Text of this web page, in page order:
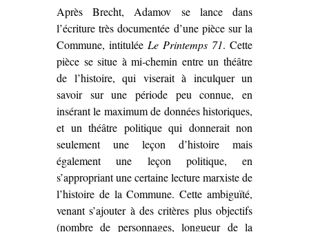
Après Brecht, Adamov se lance dans
l’écriture très documentée d’une pièce sur la
Commune, intitulée Le Printemps 71. Cette
pièce se situe à mi-chemin entre un théâtre
de l’histoire, qui viserait à inculquer un
savoir sur une période peu connue, en
insérant le maximum de données historiques,
et un théâtre politique qui donnerait non
seulement une leçon d’histoire mais
également une leçon politique, en
s’appropriant une certaine lecture marxiste de
l’histoire de la Commune. Cette ambiguïté,
venant s’ajouter à des critères plus objectifs
(nombre de personnages, longueur de la